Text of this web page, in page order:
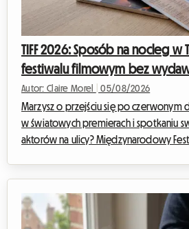
TIFF 2026: Sposób na nocleg w
festiwalu filmowym bez
Autor: Claire Morel 05/08/2026
Marzysz o przejściu się po czerwonym
w światowych premierach i spotkaniu
aktorów na ulicy? Międzynarodowy
finansowym, zwłaszcza jeśli chodzi o
Roomlala wiemy, jak ważne jest